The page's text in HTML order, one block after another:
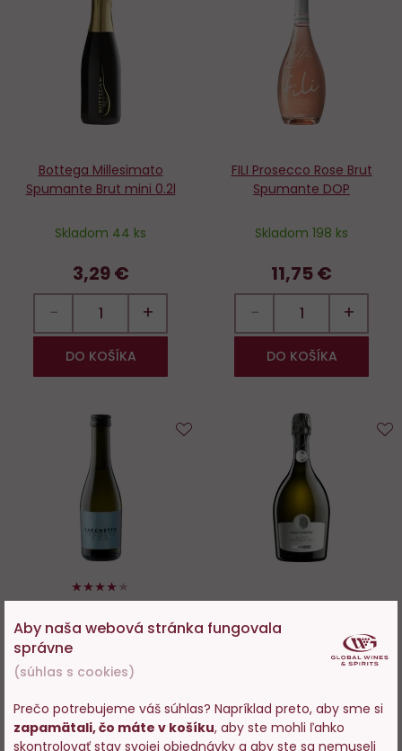
Bottega Millesimato
Spumante Brut mini 0.2l
Skladom 44 ks
3,29 €
− +
DO KOŠÍKA
FILI Prosecco Rose Brut
Spumante DOP
Skladom 198 ks
11,75 €
− +
DO KOŠÍKA
80%
Prosecco piccolo Frizante
(mini láhev)
Skladom > 200 ks
3,49 €
Casa Canevel Prosecco DOC
Skladom 170 ks
15,99 €
Aby naša webová stránka fungovala
správne
(súhlas s cookies)
Prečo potrebujeme váš súhlas? Napríklad preto, aby sme si
zapamätali, čo máte v košíku, aby ste mohli ľahko
skontrolovať stav svojej objednávky a aby ste sa nemuseli
Vstupujete na stránky s